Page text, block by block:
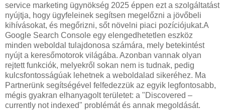
service marketing ügynökség 2025 éppen ezt a szolgáltatást
nyújtja, hogy ügyfeleinek segítsen megelőzni a jövőbeli
kihívásokat, és megőrizni, sőt növelni piaci pozíciójukat.A
Google Search Console egy elengedhetetlen eszköz
minden weboldal tulajdonosa számára, mely betekintést
nyújt a keresőmotorok világába. Azonban vannak olyan
rejtett funkciók, melyekről sokan nem is tudnak, pedig
kulcsfontosságúak lehetnek a weboldalad sikeréhez. Ma
Partnerünk segítségével felfedezzük az egyik legfontosabb,
mégis gyakran elhanyagolt területet: a "Discovered –
currently not indexed" problémát és annak megoldását.